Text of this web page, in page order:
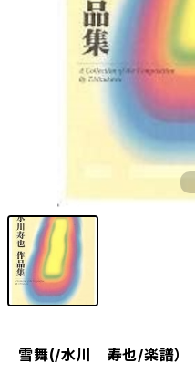
雪舞(/水川 寿也/楽譜）